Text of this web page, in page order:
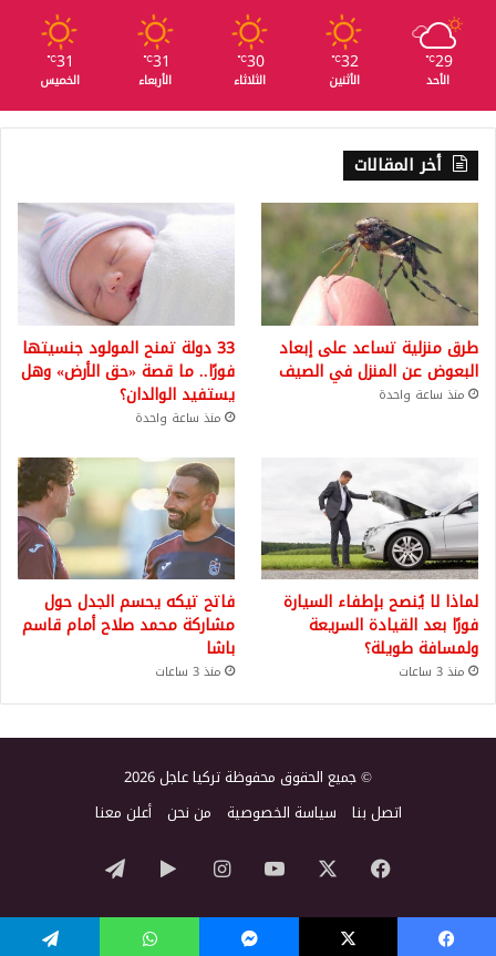
29
℃
الأحد
32
℃
الأثنين
30
℃
الثلاثاء
31
℃
الأربعاء
31
℃
الخميس
أخر المقالات
طرق منزلية تساعد على إبعاد
البعوض عن المنزل في الصيف
منذ ساعة واحدة
33 دولة تمنح المولود جنسيتها
فورًا.. ما قصة «حق الأرض» وهل
يستفيد الوالدان؟
منذ ساعة واحدة
لماذا لا يُنصح بإطفاء السيارة
فورًا بعد القيادة السريعة
ولمسافة طويلة؟
منذ 3 ساعات
فاتح تيكه يحسم الجدل حول
مشاركة محمد صلاح أمام قاسم
باشا
منذ 3 ساعات
© جميع الحقوق محفوظة تركيا عاجل 2026
اتصل بنا سياسة الخصوصية من نحن أعلن معنا
فيسبوك ‫YouTubeانستقرام‏Google
Play
تيلقرام